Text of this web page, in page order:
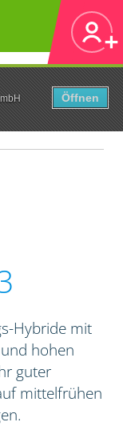
Öffnen
Hybride mit
hohen
guter
mittelfrühen